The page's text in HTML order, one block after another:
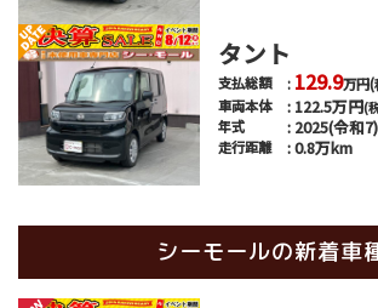
タント
支払総額 129.9万円(
車両本体
122.5万円(
年式 2025(令和
走行距離 0.8万km
シーモールの新着車